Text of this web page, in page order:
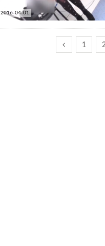
2016-04-01
1